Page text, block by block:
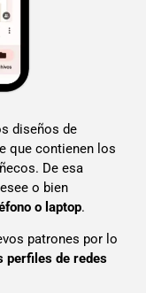
diseños de
que contienen los
De esa
o bien
o laptop.
patrones por lo
perfiles de redes